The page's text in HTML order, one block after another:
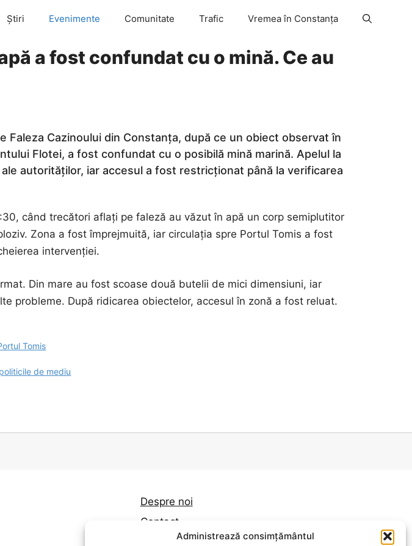
Administrează consimțământul
Știri Evenimente Comunitate Trafic Vremea în Constanța
a fost confundat cu o mină. Ce au
Faleza Cazinoului din Constanța, după ce un obiect observat în
Flotei, a fost confundat cu o posibilă mină marină. Apelul la
ale autorităților, iar accesul a fost restricționat până la verificarea
când trecători aflați pe faleză au văzut în apă un corp semiplutitor
Zona a fost împrejmuită, iar circulația spre Portul Tomis a fost
intervenției.
Din mare au fost scoase două butelii de mici dimensiuni, iar
probleme. După ridicarea obiectelor, accesul în zonă a fost reluat.
Tomis
de mediu
Despre noi
Contact
Politica de confidențialitate